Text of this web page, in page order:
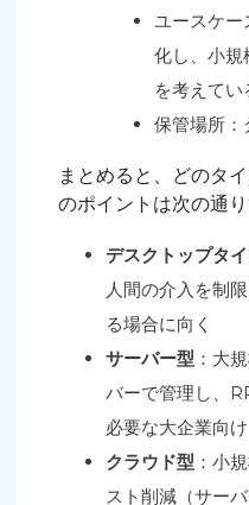
ユースケー
化し、小規
を考えてい
保管場所：
まとめると、どのタ
のポイントは次の通り
デスクトップタ
人間の介入を制
る場合に向く
サーバー型 ：大
バーで管理し、
必要な大企業向け
クラウド型 ：小
スト削減（サー